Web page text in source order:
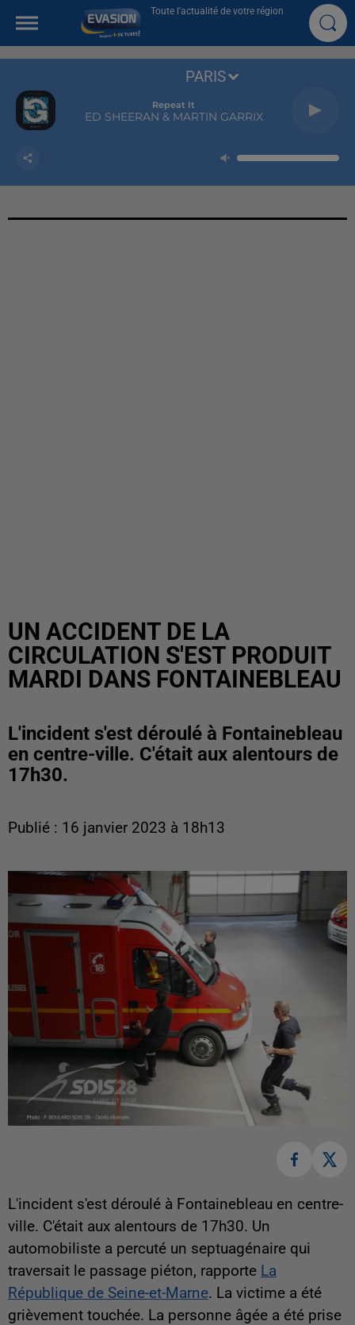
Toute l'actualité de votre région
Repeat It
ED SHEERAN & MARTIN GARRIX
PARIS
UN ACCIDENT DE LA
CIRCULATION S'EST PRODUIT
MARDI DANS FONTAINEBLEAU
L'incident s'est déroulé à Fontainebleau
en centre-ville. C'était aux alentours de
17h30.
Publié : 16 janvier 2023 à 18h13
L'incident s'est déroulé à Fontainebleau en centre-
ville. C'était aux alentours de 17h30. Un
automobiliste a percuté un septuagénaire qui
traversait le passage piéton, rapporte La
République de Seine-et-Marne. La victime a été
grièvement touchée. La personne âgée a été prise